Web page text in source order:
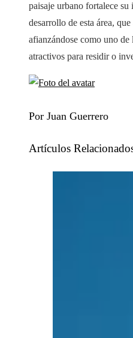
paisaje urbano fortalece su
desarrollo de esta área, que
afianzándose como uno de
atractivos para residir o
Por Juan Guerrero
Artículos